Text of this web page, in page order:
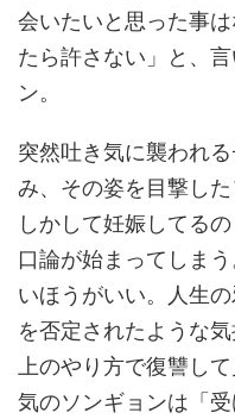
会いたいと思った事
たら許さない」と、
ン。
突然吐き気に襲われ
み、その姿を目撃し
しかして妊娠してる
口論が始まってしま
いほうがいい。人生
を否定されたような
上のやり方で復讐し
気のソンギョンは「受